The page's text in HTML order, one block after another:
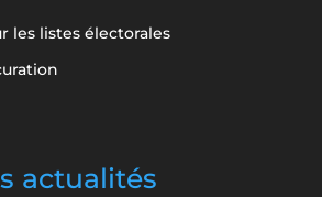
les listes électorales
actualités